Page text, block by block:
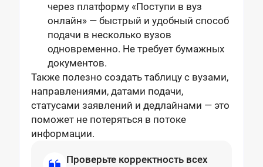
через платформу «Поступи в вуз
онлайн» — быстрый и удобный способ
подачи в несколько вузов
одновременно. Не требует бумажных
документов.
Также полезно создать таблицу с вузами,
направлениями, датами подачи,
статусами заявлений и дедлайнами — это
поможет не потеряться в потоке
информации.
Проверьте корректность всех